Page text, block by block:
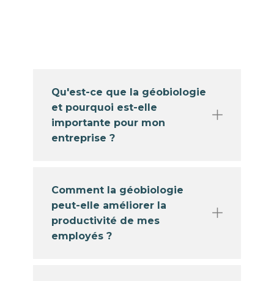
Qu'est-ce que la géobiologie
et pourquoi est-elle
importante pour mon
entreprise ?
Comment la géobiologie
peut-elle améliorer la
productivité de mes
employés ?